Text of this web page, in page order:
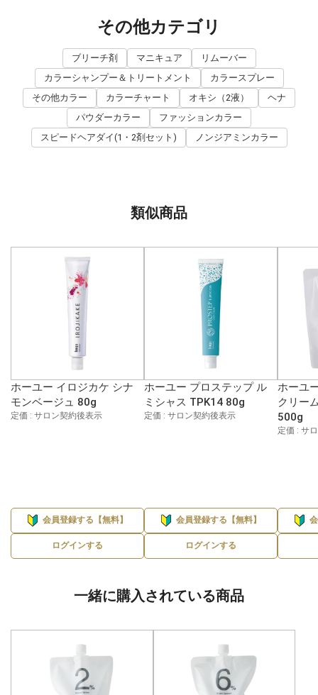
その他カテゴリ
ブリーチ剤 マニキュア
リムーバー
カラーシャンプー＆トリートメント
カラースプレー
その他カラー
カラーチャート オキシ（2液）
ヘナ
パウダーカラー
ファッションカラー
スピードヘアダイ(1・2剤セット)
ノンジアミンカラー
類似商品
ホーユー イロジカケ シナ
モンベージュ 80g
定価 : サロン契約後表示
会員登録する【無料】
ログインする
ホーユー プロステップ ル
ミシャス TPK14 80g
定価 : サロン契約後表示
会員登録する【無料】
ログインする
ホーユ
クリー
500g
定価 : サ
一緒に購入されている商品